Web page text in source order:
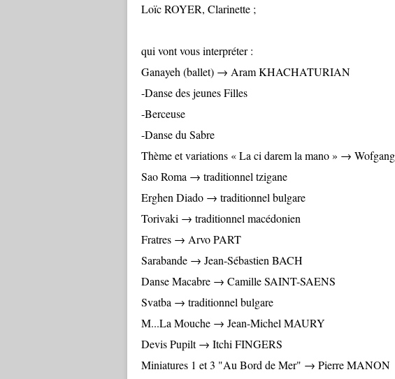
Loïc ROYER, Clarinette ;
qui vont vous interpréter :
Ganayeh (ballet) → Aram KHACHATURIAN
-Danse des jeunes Filles
-Berceuse
-Danse du Sabre
Thème et variations « La ci darem la mano » →
Sao Roma → traditionnel tzigane
Erghen Diado → traditionnel bulgare
Torivaki → traditionnel macédonien
Fratres → Arvo PART
Sarabande → Jean-Sébastien BACH
Danse Macabre → Camille SAINT-SAENS
Svatba → traditionnel bulgare
M...La Mouche → Jean-Michel MAURY
Devis Pupilt → Itchi FINGERS
Miniatures 1 et 3 "Au Bord de Mer" → Pierre MANON